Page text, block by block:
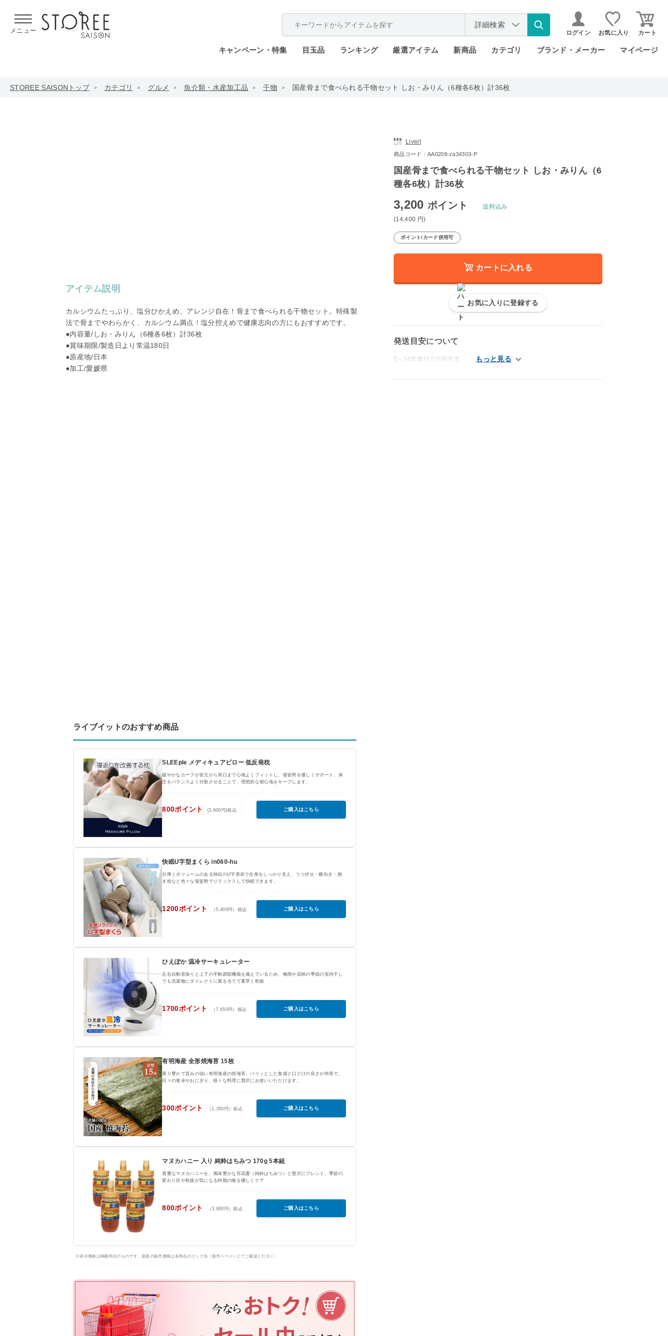
メニュー
詳細検索
ログイン お気に入り カート
キャンペーン・特集 目玉品 ランキング 厳選アイテム 新商品 カテゴリ ブランド・メーカー マイページ
STOREE SAISONトップ カテゴリ グルメ 魚介類・水産加工品 干物 国産骨まで食べられる干物セット しお・みりん（6種各6枚）計36枚
アイテム説明
カルシウムたっぷり、塩分ひかえめ、アレンジ自在！骨まで食べられる干物セット。特殊製
法で骨までやわらかく、カルシウム満点！塩分控えめで健康志向の方にもおすすめです。
●内容量/しお・みりん（6種各6枚）計36枚
●賞味期限/製造日より常温180日
●原産地/日本
●加工/愛媛県
ライブイットのおすすめ商品
SLEEple メディキュアピロー 低反発枕
緩やかなカーブが首元から肩口まで心地よくフィットし、寝姿勢を優しくサポート。体
圧をバランスよく分散させることで、理想的な寝心地をキープします。
800ポイント (3,600円)税込 ご購入はこちら
快眠U字型まくら in060-hu
分厚くボリュームのある独自のU字形状で全身をしっかり支え、うつ伏せ・横向き・抱
き枕など色々な寝姿勢でリラックスして快眠できます。
1200ポイント （5,400円）税込 ご購入はこちら
ひえぽか 温冷サーキュレーター
左右自動首振りと上下の手動調節機能を備えているため、梅雨や花粉の季節の室内干し
でも洗濯物にダイレクトに風を当てて素早く乾燥
1700ポイント （7,650円）税込 ご購入はこちら
有明海産 全形焼海苔 15枚
香り豊かで旨みの強い有明海産の焼海苔。パリッとした食感と口どけの良さが特長で、
日々の食卓やおにぎり、様々な料理に贅沢にお使いいただけます。
300ポイント （1,350円）税込 ご購入はこちら
マヌカハニー 入り 純粋はちみつ 170g 5本組
貴重なマヌカハニーを、風味豊かな百花蜜（純粋はちみつ）と贅沢にブレンド。季節の
変わり目や乾燥が気になる時期の喉を優しくケア
800ポイント （3,600円）税込 ご購入はこちら
※表示価格は掲載時点のものです。最新の販売価格は各商品のリンク先（販売ページ）にてご確認ください。
Liveit
商品コード：AA0208-za34303-P
国産骨まで食べられる干物セット しお・みりん（6
種各6枚）計36枚
3,200 ポイント
(14,400 円)
送料込み
ポイント/カード併用可
カートに入れる
お気に入りに登録する
発送目安について
5～14営業日で出荷予定